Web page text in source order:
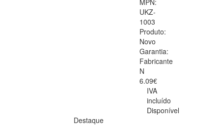
MPN:
UKZ-
1003
Produto:
Novo
Garantia:
Fabricante
N
6.09€
IVA
incluído
Disponível
Destaque